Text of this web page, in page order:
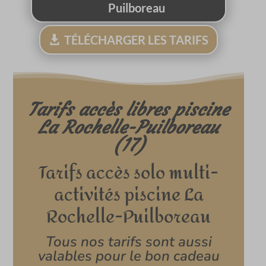
Puilboreau
TÉLÉCHARGER LES TARIFS
Tarifs accès libres piscine
La Rochelle-Puilboreau
(17)
Tarifs accès solo multi-
activités piscine La
Rochelle-Puilboreau
Tous nos tarifs sont aussi
valables pour le bon cadeau